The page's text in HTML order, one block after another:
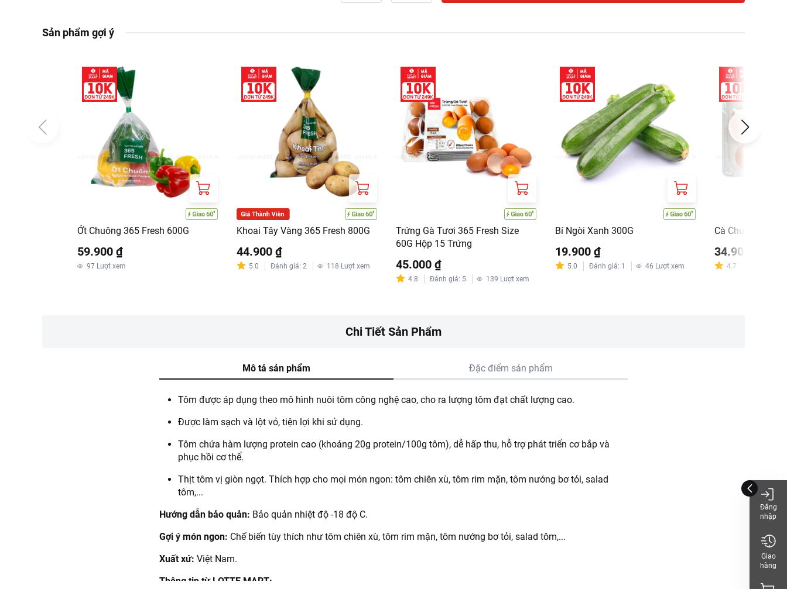
Sản phẩm gợi ý
Ớt Chuông 365 Fresh 600G
59.900 ₫
97 Lượt xem
Khoai Tây Vàng 365 Fresh 800G
44.900 ₫
5.0 Đánh giá: 2 118 Lượt xem
Trứng Gà Tươi 365 Fresh Size
60G Hộp 15 Trứng
45.000 ₫
4.8 Đánh giá: 5 139 Lượt xem
Bí Ngòi Xanh 300G
19.900 ₫
5.0 Đánh giá: 1 46 Lượt xem
Cà Chua 365
34.900 ₫
4.7
Chi Tiết Sản Phẩm
Mô tả sản phẩm Đặc điểm sản phẩm
Tôm được áp dụng theo mô hình nuôi tôm công nghệ cao, cho ra lượng tôm đạt chất lượng cao.
Được làm sạch và lột vỏ, tiện lợi khi sử dụng.
Tôm chứa hàm lượng protein cao (khoảng 20g protein/100g tôm), dễ hấp thu, hỗ trợ phát triển cơ bắp và
phục hồi cơ thể.
Thịt tôm vị giòn ngọt. Thích hợp cho mọi món ngon: tôm chiên xù, tôm rim mặn, tôm nướng bơ tỏi, salad
tôm,...
Hướng dẫn bảo quản: Bảo quản nhiệt độ -18 độ C.
Gợi ý món ngon: Chế biến tùy thích như tôm chiên xù, tôm rim mặn, tôm nướng bơ tỏi, salad tôm,...
Xuất xứ: Việt Nam.
Thông tin từ LOTTE MART:
Đăng
nhập
Giao
hàng